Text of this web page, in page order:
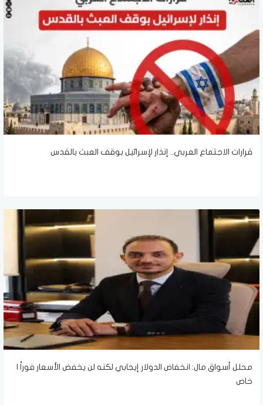
قرارات الاجتماع العربي.. إنذار لإسرائيل بوقف العبث بالقدس
محلل أسواق مال: انخفاض الدولار إيجابي لكنه لن يخفض الأسعار فوراً |
خاص